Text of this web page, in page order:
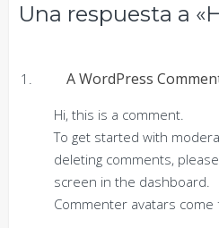
Una respuesta a
A WordPress
Hi, this is a comment.
To get started with
deleting comments,
screen in the dashboard.
Commenter avatars come